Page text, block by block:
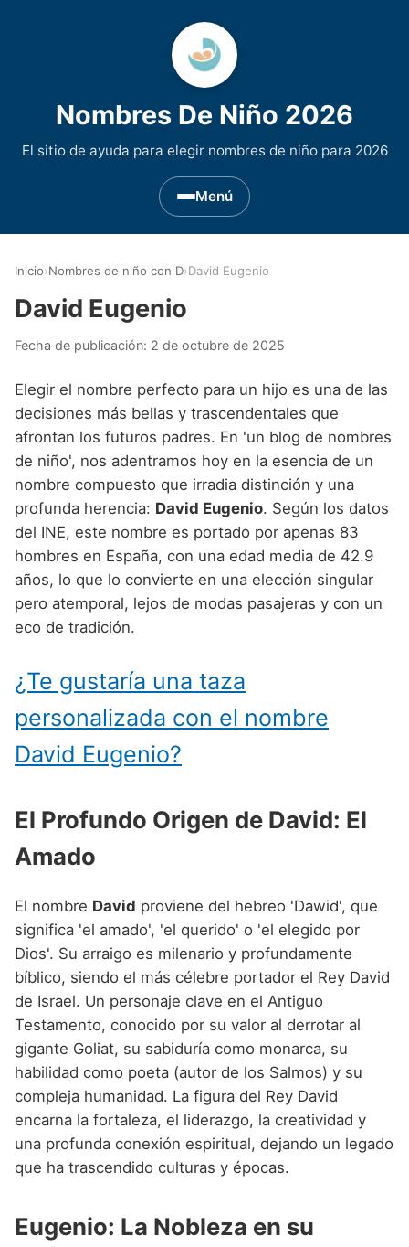
Nombres De Niño 2026
El sitio de ayuda para elegir nombres de niño para 2026
Menú
Nombres de niño que empiezan por B
Nombres de niño que empiezan por D
Nombres de niño que empiezan por E
Nombres de niño que empiezan por F
Nombres de niño que empiezan por G
Nombres de niño que empiezan por H
Nombres de niño que empiezan por I
Nombres de niño que empiezan por J
Nombres de niño que empiezan por L
Nombres de niño que empiezan por M
Nombres de niño que empiezan por N
Nombres de niño que empiezan por P
Nombres de niño que empiezan por Q
Nombres de niño que empiezan por R
Nombres de niño que empiezan por S
Nombres de niño que empiezan por T
Nombres de niño que empiezan por U
Nombres de niño que empiezan por V
Nombres de niño que empiezan por W
Nombres de niño que empiezan por X
Nombres de niño que empiezan por Y
Nombres de Niño Asturianos
Nombres de Niño Baleares
Nombres de Niño Canarios
Nombres de Niño Cantabros
Nombres de Niño Castellanos
Nombres de Niño Catalanes
Nombres de Niño Extremeños
Nombres de Niño Madrileños
Nombres de Niño Murcianos
Nombres de Niño Navarros
Nombres de Niño Valencianos
Nombres de Niño Celtas
Nombres de Niño Egipcios
Nombres de Niño Griegos
Nombres de Niño Mitologicos
Nombres de Niño Romanos
Nombres de Niño Vikingos
Nombres de Niño Alemanes
Nombres de Niño Americanos
Nombres de Niño Arabes
Nombres de Niño Chinos
Nombres de Niño Franceses
Nombres de Niño Hispanoamericanos
Nombres de Niño Ingleses
Nombres de Niño Japoneses
Nombres de Niño Judíos
Nombres de Niño Marroquíes
Nombres de Niño Rumanos
Nombres de Niño Suecos
Buscar
Inicio›Nombres de niño con D›David Eugenio
David Eugenio
Fecha de publicación: 2 de octubre de 2025
Elegir el nombre perfecto para un hijo es una de las
decisiones más bellas y trascendentales que
afrontan los futuros padres. En 'un blog de nombres
de niño', nos adentramos hoy en la esencia de un
nombre compuesto que irradia distinción y una
profunda herencia: David Eugenio. Según los datos
del INE, este nombre es portado por apenas 83
hombres en España, con una edad media de 42.9
años, lo que lo convierte en una elección singular
pero atemporal, lejos de modas pasajeras y con un
eco de tradición.
¿Te gustaría una taza
personalizada con el nombre
David Eugenio?
El Profundo Origen de David: El
Amado
El nombre David proviene del hebreo 'Dawid', que
significa 'el amado', 'el querido' o 'el elegido por
Dios'. Su arraigo es milenario y profundamente
bíblico, siendo el más célebre portador el Rey David
de Israel. Un personaje clave en el Antiguo
Testamento, conocido por su valor al derrotar al
gigante Goliat, su sabiduría como monarca, su
habilidad como poeta (autor de los Salmos) y su
compleja humanidad. La figura del Rey David
encarna la fortaleza, el liderazgo, la creatividad y
una profunda conexión espiritual, dejando un legado
que ha trascendido culturas y épocas.
Eugenio: La Nobleza en su